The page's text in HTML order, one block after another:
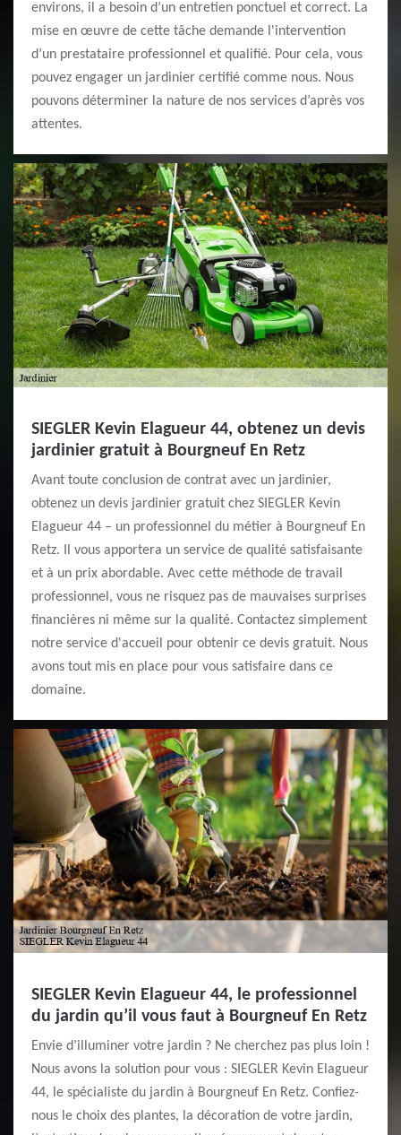
environs, il a besoin d’un entretien ponctuel et correct. La
mise en œuvre de cette tâche demande l'intervention
d’un prestataire professionnel et qualifié. Pour cela, vous
pouvez engager un jardinier certifié comme nous. Nous
pouvons déterminer la nature de nos services d’après vos
attentes.
SIEGLER Kevin Elagueur 44, obtenez un devis
jardinier gratuit à Bourgneuf En Retz
Avant toute conclusion de contrat avec un jardinier,
obtenez un devis jardinier gratuit chez SIEGLER Kevin
Elagueur 44 – un professionnel du métier à Bourgneuf En
Retz. Il vous apportera un service de qualité satisfaisante
et à un prix abordable. Avec cette méthode de travail
professionnel, vous ne risquez pas de mauvaises surprises
financières ni même sur la qualité. Contactez simplement
notre service d'accueil pour obtenir ce devis gratuit. Nous
avons tout mis en place pour vous satisfaire dans ce
domaine.
SIEGLER Kevin Elagueur 44, le professionnel
du jardin qu’il vous faut à Bourgneuf En Retz
Envie d’illuminer votre jardin ? Ne cherchez pas plus loin !
Nous avons la solution pour vous : SIEGLER Kevin Elagueur
44, le spécialiste du jardin à Bourgneuf En Retz. Confiez-
nous le choix des plantes, la décoration de votre jardin,